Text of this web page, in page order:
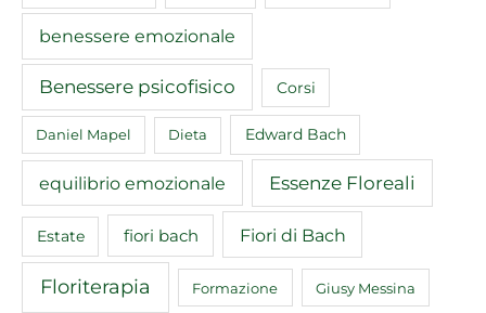
benessere emozionale
Benessere psicofisico Corsi
Daniel Mapel Dieta Edward Bach
equilibrio emozionale Essenze Floreali
Estate fiori bach Fiori di Bach
Floriterapia Formazione Giusy Messina